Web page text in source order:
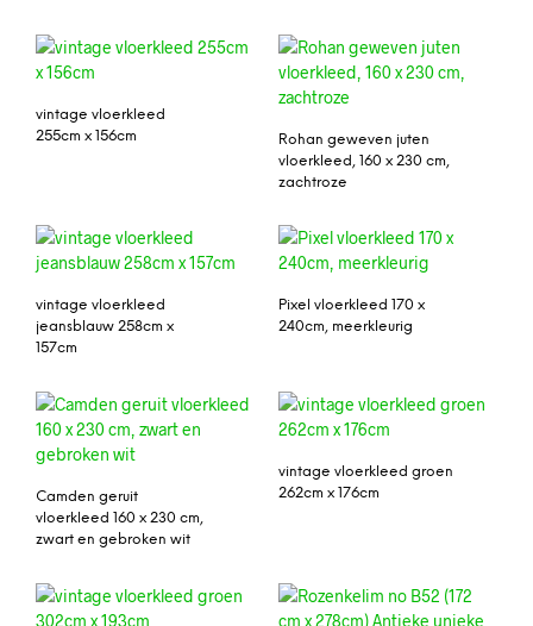
vintage vloerkleed
255cm x 156cm
Rohan geweven juten
vloerkleed, 160 x 230 cm,
zachtroze
vintage vloerkleed
jeansblauw 258cm x
157cm
Pixel vloerkleed 170 x
240cm, meerkleurig
Camden geruit
vloerkleed 160 x 230 cm,
zwart en gebroken wit
vintage vloerkleed groen
262cm x 176cm